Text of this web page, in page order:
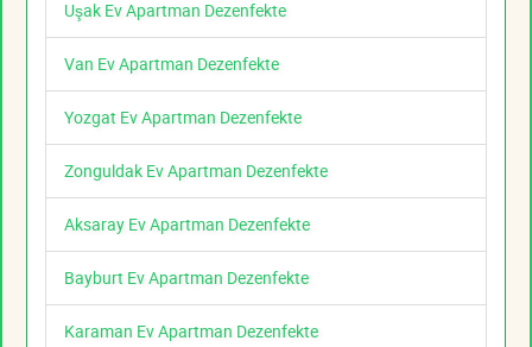
Uşak Ev Apartman Dezenfekte
Van Ev Apartman Dezenfekte
Yozgat Ev Apartman Dezenfekte
Zonguldak Ev Apartman Dezenfekte
Aksaray Ev Apartman Dezenfekte
Bayburt Ev Apartman Dezenfekte
Karaman Ev Apartman Dezenfekte